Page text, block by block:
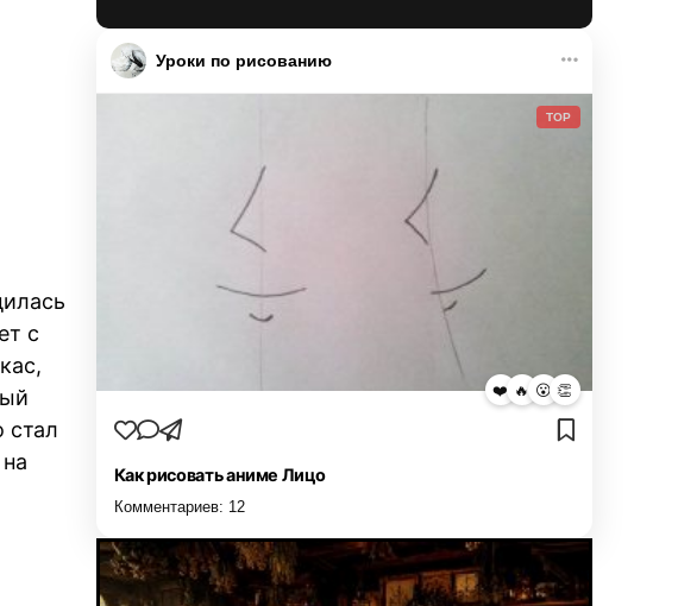
с
Уроки по рисованию
TOP
❤️ 🔥 😮 👏
Как рисовать аниме Лицо
Комментариев: 12